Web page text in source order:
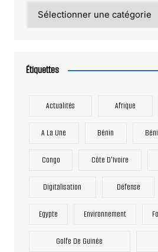
Étiquettes
Actualités Afrique
A La Une Bénin
Congo Côte D'Ivoire
Digitalisation Défense
Egypte Environnement
Golfe De Guinée